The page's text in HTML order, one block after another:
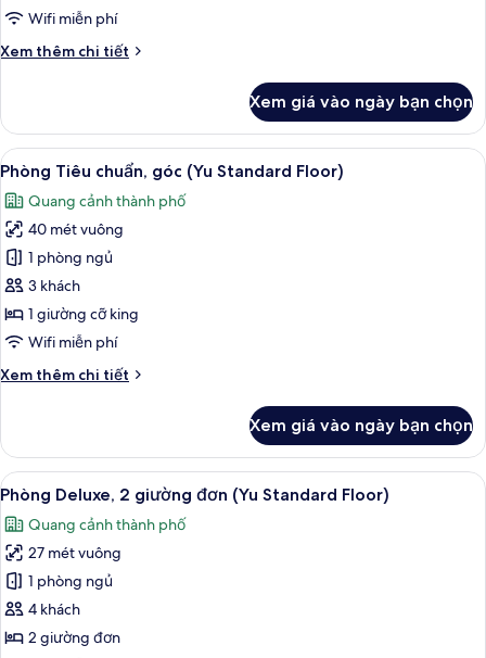
gia
(Rei
Wifi miễn phí
Xem thêm chi tiết
Chi
Phòng
dành
cho
đình
(Rei
Premium
Floor)
Xem giá vào ngày bạn chọn
Xem
tất
cả
ảnh
Phòng
Tiêu
chuẩn,
góc
Standard
Bộ đồ giường cao cấp, két bảo mật
6
Phòng Tiêu chuẩn, góc (Yu Standard Floor)
Quang cảnh thành phố
40 mét vuông
1 phòng ngủ
3 khách
1 giường cỡ king
Wifi miễn phí
Xem thêm chi tiết
Chi
Phòng
Tiêu
chuẩn,
(Yu
Standard
Floor)
Xem giá vào ngày bạn chọn
Xem
tất
cả
ảnh
Phòng
Deluxe,
2
Bộ đồ giường cao cấp, két bảo mật
17
Phòng Deluxe, 2 giường đơn (Yu Standard Floor)
Quang cảnh thành phố
27 mét vuông
1 phòng ngủ
4 khách
2 giường đơn